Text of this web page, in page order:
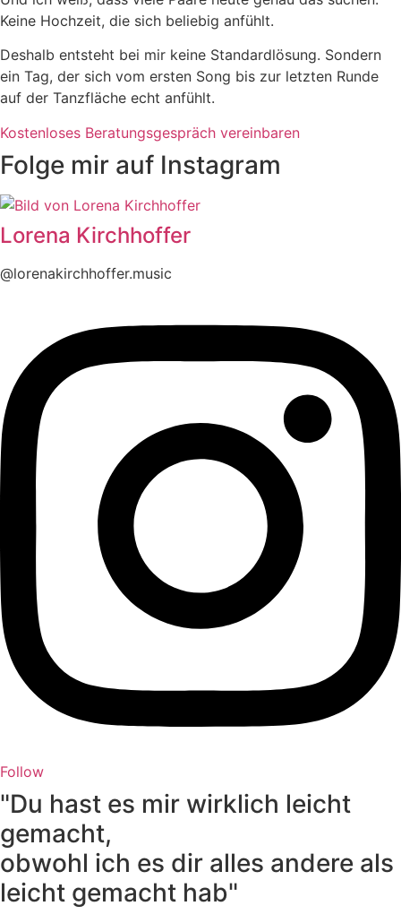
Keine Hochzeit, die sich beliebig anfühlt.
Deshalb entsteht bei mir keine Standardlösung. Sondern
ein Tag, der sich vom ersten Song bis zur letzten Runde
auf der Tanzfläche echt anfühlt.
Kostenloses Beratungsgespräch vereinbaren
Folge mir auf Instagram
Lorena Kirchhoffer
@lorenakirchhoffer.music
Follow
"Du hast es mir wirklich leicht
gemacht,
obwohl ich es dir alles andere als
leicht gemacht hab"